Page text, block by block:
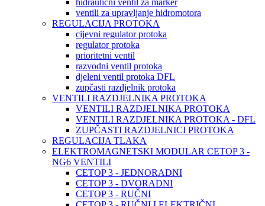
hidraulični ventil za marker
ventili za upravljanje hidromotora
REGULACIJA PROTOKA
cijevni regulator protoka
regulator protoka
prioritetni ventil
razvodni ventil protoka
djeleni ventil protoka DFL
zupčasti razdjelnik protoka
VENTILI RAZDJELNIKA PROTOKA
VENTILI RAZDJELNIKA PROTOKA
VENTILI RAZDJELNIKA PROTOKA - DFL
ZUPČASTI RAZDJELNICI PROTOKA
REGULACIJA TLAKA
ELEKTROMAGNETSKI MODULAR CETOP 3 -
NG6 VENTILI
CETOP 3 - JEDNORADNI
CETOP 3 - DVORADNI
CETOP 3 - RUČNI